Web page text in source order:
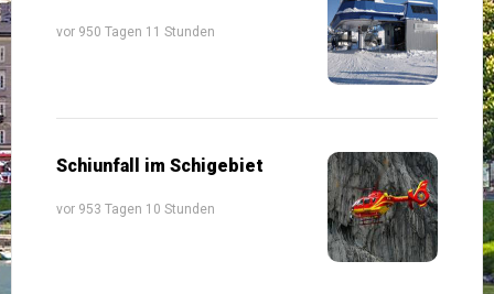
vor 950 Tagen 11 Stunden
Schiunfall im Schigebiet
vor 953 Tagen 10 Stunden